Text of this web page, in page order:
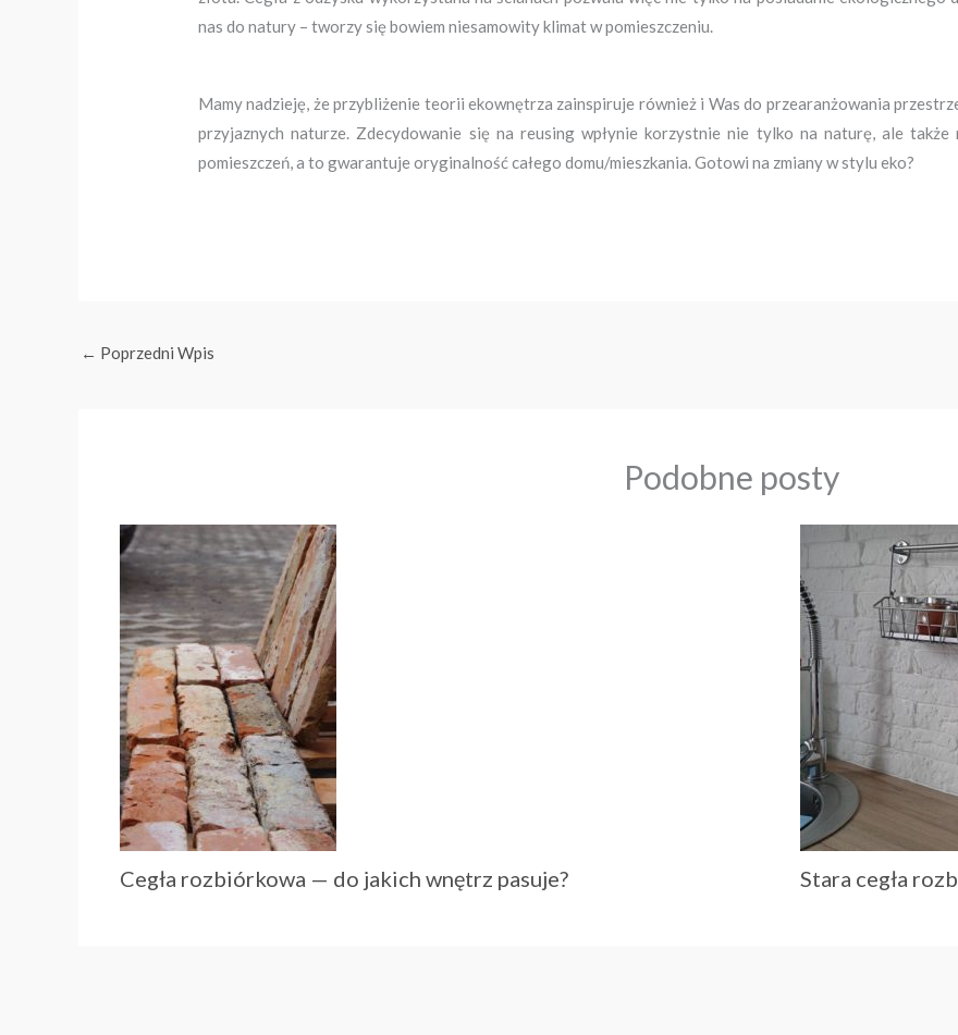
nas do natury – tworzy się bowiem niesamowity klimat w pomieszczeniu.
Mamy nadzieję, że przybliżenie teorii ekownętrza zainspiruje również i Was do przearanżowania
przyjaznych naturze. Zdecydowanie się na reusing wpłynie korzystnie nie tylko na naturę, ale
pomieszczeń, a to gwarantuje oryginalność całego domu/mieszkania. Gotowi na zmiany w stylu eko?
← Poprzedni Wpis
Podobne posty
Cegła rozbiórkowa — do jakich wnętrz pasuje? Stara cegła